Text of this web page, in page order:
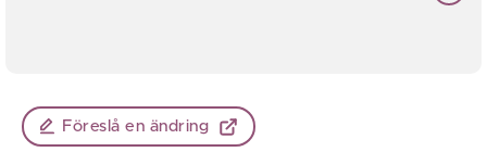
Föreslå en ändring